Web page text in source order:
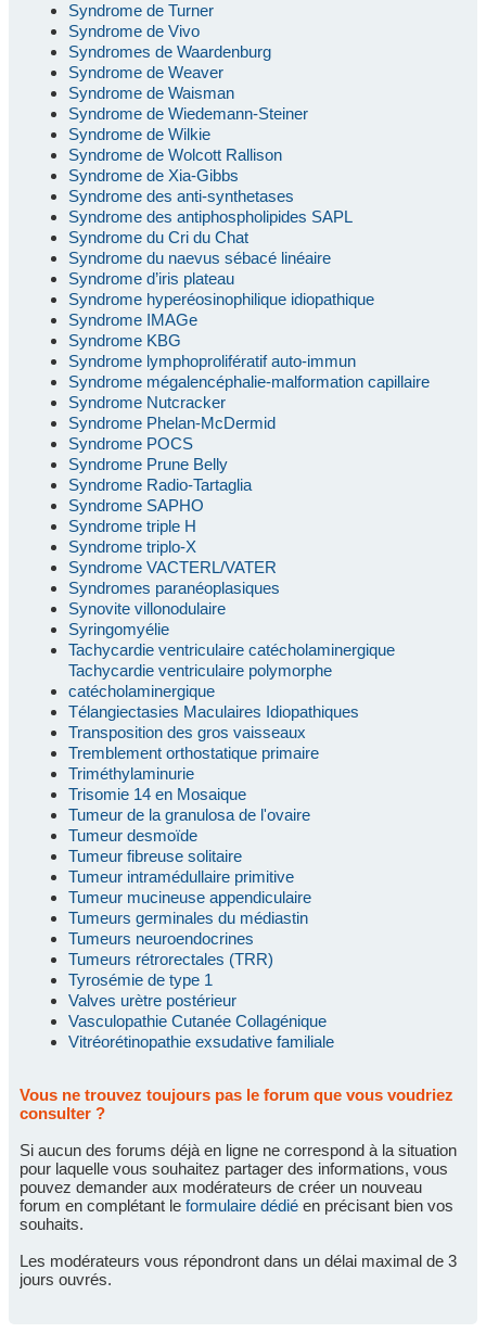
Syndrome de Turner
Syndrome de Vivo
Syndromes de Waardenburg
Syndrome de Weaver
Syndrome de Waisman
Syndrome de Wiedemann-Steiner
Syndrome de Wilkie
Syndrome de Wolcott Rallison
Syndrome de Xia-Gibbs
Syndrome des anti-synthetases
Syndrome des antiphospholipides SAPL
Syndrome du Cri du Chat
Syndrome du naevus sébacé linéaire
Syndrome d’iris plateau
Syndrome hyperéosinophilique idiopathique
Syndrome IMAGe
Syndrome KBG
Syndrome lymphoprolifératif auto-immun
Syndrome mégalencéphalie-malformation capillaire
Syndrome Nutcracker
Syndrome Phelan-McDermid
Syndrome POCS
Syndrome Prune Belly
Syndrome Radio-Tartaglia
Syndrome SAPHO
Syndrome triple H
Syndrome triplo-X
Syndrome VACTERL/VATER
Syndromes paranéoplasiques
Synovite villonodulaire
Syringomyélie
Tachycardie ventriculaire catécholaminergique
Tachycardie ventriculaire polymorphe
catécholaminergique
Télangiectasies Maculaires Idiopathiques
Transposition des gros vaisseaux
Tremblement orthostatique primaire
Triméthylaminurie
Trisomie 14 en Mosaique
Tumeur de la granulosa de l'ovaire
Tumeur desmoïde
Tumeur fibreuse solitaire
Tumeur intramédullaire primitive
Tumeur mucineuse appendiculaire
Tumeurs germinales du médiastin
Tumeurs neuroendocrines
Tumeurs rétrorectales (TRR)
Tyrosémie de type 1
Valves urètre postérieur
Vasculopathie Cutanée Collagénique
Vitréorétinopathie exsudative familiale
Vous ne trouvez toujours pas le forum que vous voudriez
consulter ?
Si aucun des forums déjà en ligne ne correspond à la situation
pour laquelle vous souhaitez partager des informations, vous
pouvez demander aux modérateurs de créer un nouveau
forum en complétant le formulaire dédié en précisant bien vos
souhaits.
Les modérateurs vous répondront dans un délai maximal de 3
jours ouvrés.